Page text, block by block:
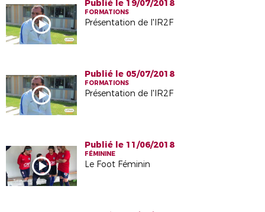
Publié le 19/07/2018
FORMATIONS
Présentation de l'IR2F
Publié le 05/07/2018
FORMATIONS
Présentation de l'IR2F
Publié le 11/06/2018
FÉMININE
Le Foot Féminin